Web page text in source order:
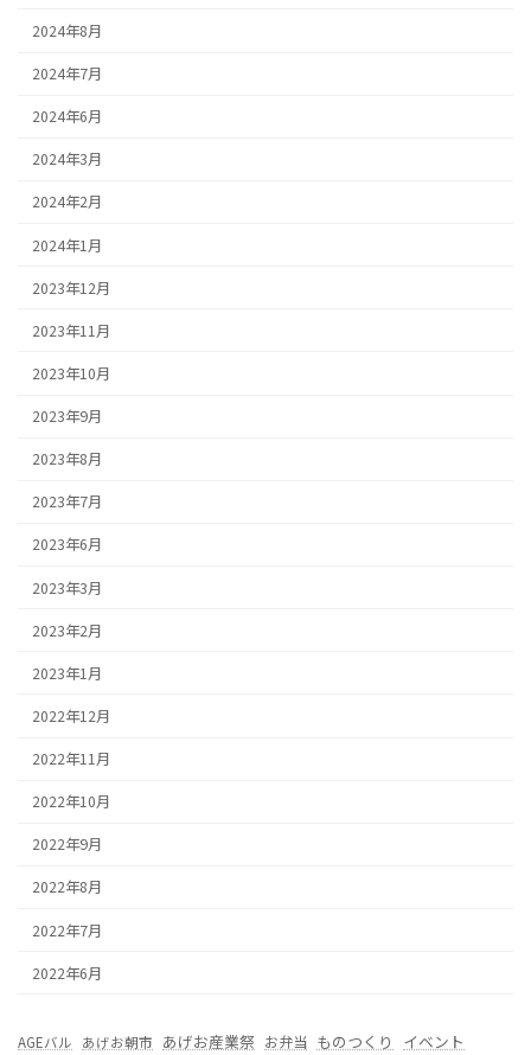
2024年8月
2024年7月
2024年6月
2024年3月
2024年2月
2024年1月
2023年12月
2023年11月
2023年10月
2023年9月
2023年8月
2023年7月
2023年6月
2023年3月
2023年2月
2023年1月
2022年12月
2022年11月
2022年10月
2022年9月
2022年8月
2022年7月
2022年6月
AGEバル あげお朝市 あげお産業祭 お弁当 ものつくり イベント